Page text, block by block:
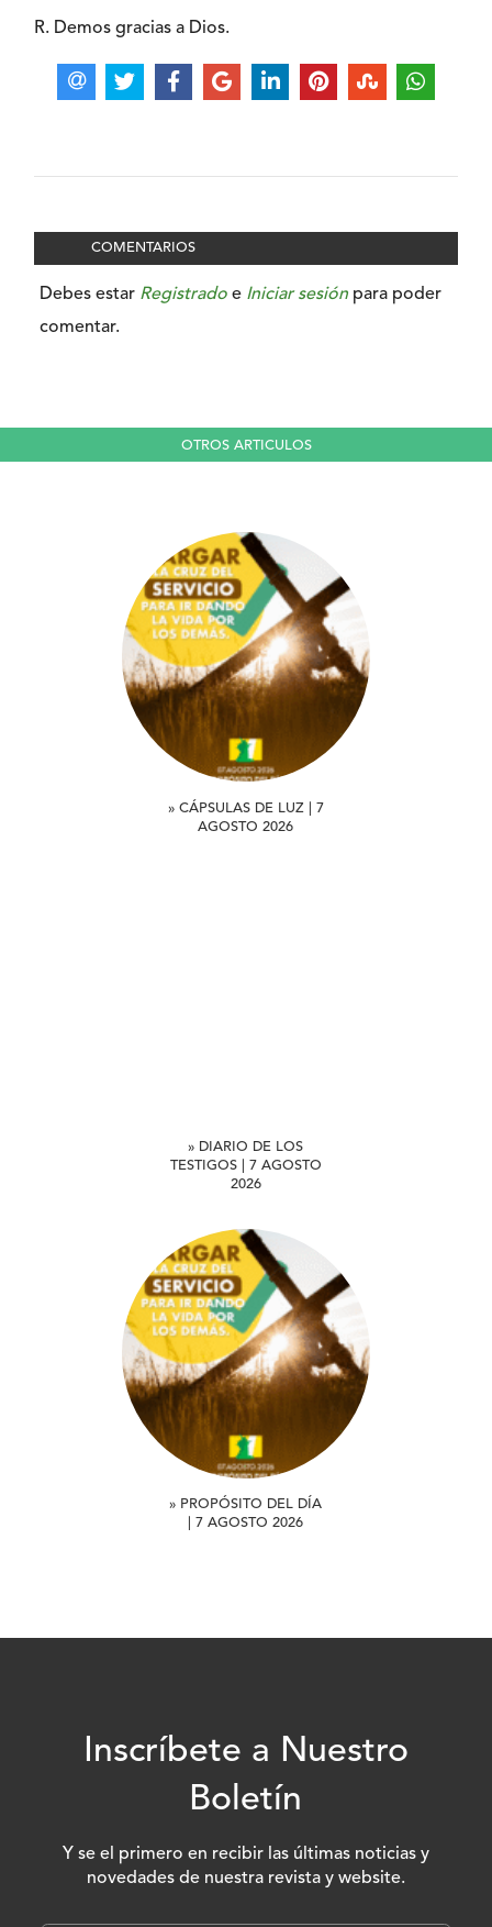
R. Demos gracias a Dios.
COMENTARIOS
Debes estar Registrado e Iniciar sesión para poder
comentar.
OTROS ARTICULOS
» CÁPSULAS DE LUZ | 7
AGOSTO 2026
» DIARIO DE LOS
TESTIGOS | 7 AGOSTO
2026
» PROPÓSITO DEL DÍA
| 7 AGOSTO 2026
Inscríbete a Nuestro
Boletín
Y se el primero en recibir las últimas noticias y
novedades de nuestra revista y website.